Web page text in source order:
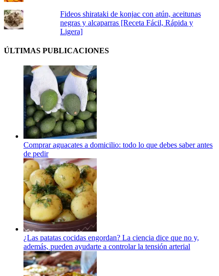
Fideos shirataki de konjac con atún, aceitunas
negras y alcaparras [Receta Fácil, Rápida y
Ligera]
ÚLTIMAS PUBLICACIONES
Comprar aguacates a domicilio: todo lo que debes saber antes
de pedir
¿Las patatas cocidas engordan? La ciencia dice que no y,
además, pueden ayudarte a controlar la tensión arterial